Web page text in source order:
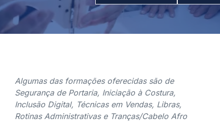
Algumas das formações oferecidas são de
Segurança de Portaria, Iniciação à Costura,
Inclusão Digital, Técnicas em Vendas, Libras,
Rotinas Administrativas e Tranças/Cabelo Afro